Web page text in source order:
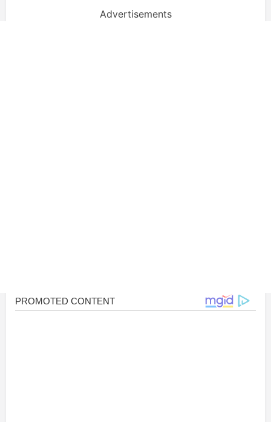
Advertisements